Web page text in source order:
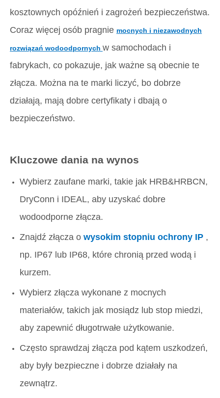
kosztownych opóźnień i zagrożeń bezpieczeństwa.
Coraz więcej osób pragnie mocnych i niezawodnych
rozwiązań wodoodpornych w samochodach i
fabrykach, co pokazuje, jak ważne są obecnie te
złącza. Można na te marki liczyć, bo dobrze
działają, mają dobre certyfikaty i dbają o
bezpieczeństwo.
Kluczowe dania na wynos
Wybierz zaufane marki, takie jak HRB&HRBCN,
DryConn i IDEAL, aby uzyskać dobre
wodoodporne złącza.
Znajdź złącza o wysokim stopniu ochrony IP ,
np. IP67 lub IP68, które chronią przed wodą i
kurzem.
Wybierz złącza wykonane z mocnych
materiałów, takich jak mosiądz lub stop miedzi,
aby zapewnić długotrwałe użytkowanie.
Często sprawdzaj złącza pod kątem uszkodzeń,
aby były bezpieczne i dobrze działały na
zewnątrz.